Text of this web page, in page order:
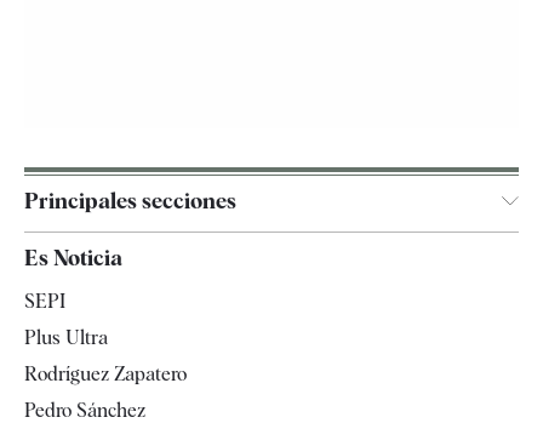
Principales secciones
España
Televisión
Es Noticia
SEPI
Plus Ultra
Rodríguez Zapatero
Pedro Sánchez